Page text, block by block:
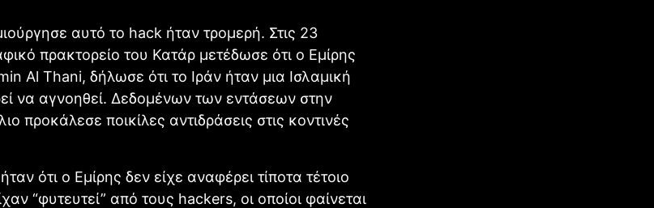
αυτό το hack ήταν τρομερή. Στις 23
πρακτορείο του Κατάρ μετέδωσε ότι ο Εμίρης
Al Thani, δήλωσε ότι το Ιράν ήταν μια Ισλαμική
να αγνοηθεί. Δεδομένων των εντάσεων στην
προκάλεσε ποικίλες αντιδράσεις στις κοντινές
ότι ο Εμίρης δεν είχε αναφέρει τίποτα τέτοιο
“φυτευτεί” από τους hackers, οι οποίοι φαίνεται